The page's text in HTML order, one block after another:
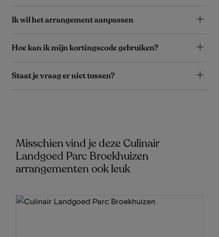
Ik wil het arrangement aanpassen
Hoe kan ik mijn kortingscode gebruiken?
Staat je vraag er niet tussen?
Misschien vind je deze Culinair
Landgoed Parc Broekhuizen
arrangementen ook leuk